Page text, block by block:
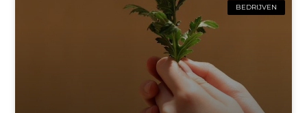
BEDRIJVEN